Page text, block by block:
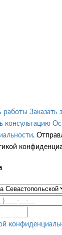
работы Заказать
консультацию
.